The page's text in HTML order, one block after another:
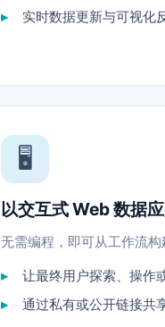
实时数据更新与可视化
🖥️
以交互式 Web 数据
无需编程，即可从工作流构
让最终用户探索、操作
通过私有或公开链接共